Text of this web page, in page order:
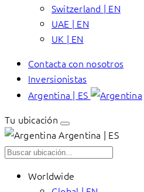
Switzerland | EN
UAE | EN
UK | EN
Contacta con nosotros
Inversionistas
Argentina | ES
Tu ubicación
Argentina | ES
Worldwide